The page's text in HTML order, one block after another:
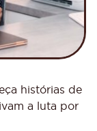
histórias de
a luta por